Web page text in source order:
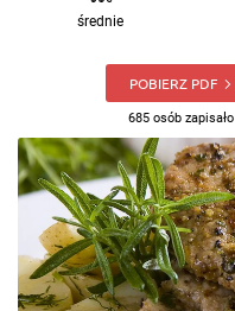
średnie
POBIERZ PDF
685 osób zapisało